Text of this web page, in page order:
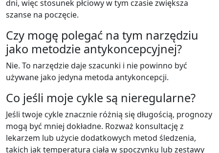
dni, więc stosunek płciowy w tym czasie zwiększa
szanse na poczęcie.
Czy mogę polegać na tym narzędziu
jako metodzie antykoncepcyjnej?
Nie. To narzędzie daje szacunki i nie powinno być
używane jako jedyna metoda antykoncepcji.
Co jeśli moje cykle są nieregularne?
Jeśli twoje cykle znacznie różnią się długością, prognozy
mogą być mniej dokładne. Rozważ konsultację z
lekarzem lub użycie dodatkowych metod śledzenia,
takich jak temperatura ciała w spoczynku lub zestawy